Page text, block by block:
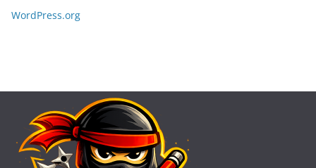
WordPress.org